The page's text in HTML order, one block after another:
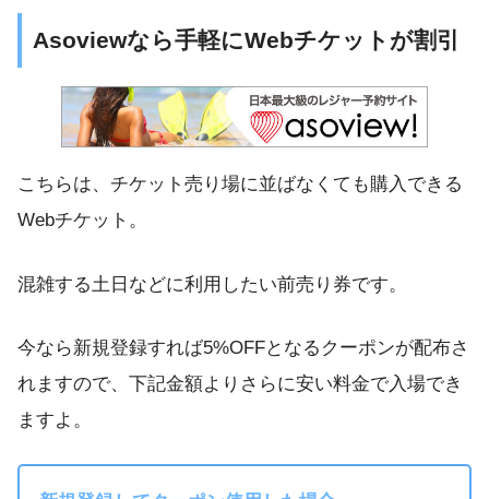
Asoviewなら手軽にWebチケットが割引
こちらは、チケット売り場に並ばなくても購入できる
Webチケット。
混雑する土日などに利用したい前売り券です。
今なら新規登録すれば5%OFFとなるクーポンが配布さ
れますので、下記金額よりさらに安い料金で入場でき
ますよ。